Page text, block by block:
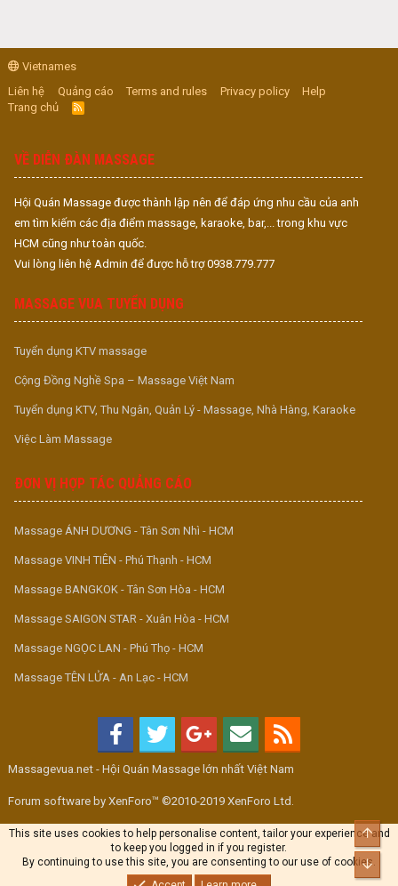
Vietnames
Liên hệ
Quảng cáo Terms and rules Privacy policy
Help
Trang chủ
R
S
VỀ DIỄN ĐÀN MASSAGE
Hội Quán Massage được thành lập nên để đáp ứng nhu cầu của anh
em tìm kiếm các địa điểm massage, karaoke, bar,... trong khu vực
HCM cũng như toàn quốc.
Vui lòng liên hệ Admin để được hỗ trợ 0938.779.777
MASSAGE VUA TUYỂN DỤNG
Tuyển dụng KTV massage
Cộng Đồng Nghề Spa – Massage Việt Nam
Tuyển dụng KTV, Thu Ngân, Quản Lý - Massage, Nhà Hàng, Karaoke
Việc Làm Massage
ĐƠN VỊ HỢP TÁC QUẢNG CÁO
Massage ÁNH DƯƠNG - Tân Sơn Nhì - HCM
Massage VINH TIÊN - Phú Thạnh - HCM
Massage BANGKOK - Tân Sơn Hòa - HCM
Massage SAIGON STAR - Xuân Hòa - HCM
Massage NGỌC LAN - Phú Thọ - HCM
Massage TÊN LỬA - An Lạc - HCM
Massagevua.net - Hội Quán Massage lớn nhất Việt Nam
Forum software by XenForo™ ©2010-2019 XenForo Ltd.
This site uses cookies to help personalise content, tailor your experience and
to keep you logged in if you register.
By continuing to use this site, you are consenting to our use of cookies.
Top